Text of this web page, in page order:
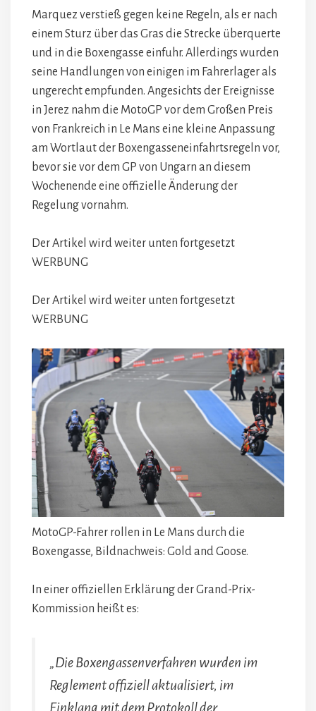
Marquez verstieß gegen keine Regeln, als er nach
einem Sturz über das Gras die Strecke überquerte
und in die Boxengasse einfuhr. Allerdings wurden
seine Handlungen von einigen im Fahrerlager als
ungerecht empfunden. Angesichts der Ereignisse
in Jerez nahm die MotoGP vor dem Großen Preis
von Frankreich in Le Mans eine kleine Anpassung
am Wortlaut der Boxengasseneinfahrtsregeln vor,
bevor sie vor dem GP von Ungarn an diesem
Wochenende eine offizielle Änderung der
Regelung vornahm.
Der Artikel wird weiter unten fortgesetzt
WERBUNG
Der Artikel wird weiter unten fortgesetzt
WERBUNG
MotoGP-Fahrer rollen in Le Mans durch die
Boxengasse, Bildnachweis: Gold and Goose.
In einer offiziellen Erklärung der Grand-Prix-
Kommission heißt es:
„Die Boxengassenverfahren wurden im
Reglement offiziell aktualisiert, im
Einklang mit dem Protokoll der